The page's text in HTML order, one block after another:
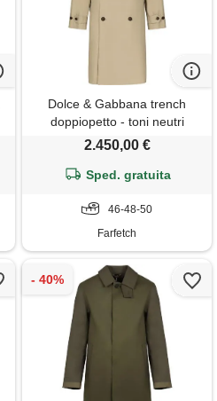
Dolce & Gabbana trench
doppiopetto - toni neutri
2.450,00 €
Sped. gratuita
46-48-50
Farfetch